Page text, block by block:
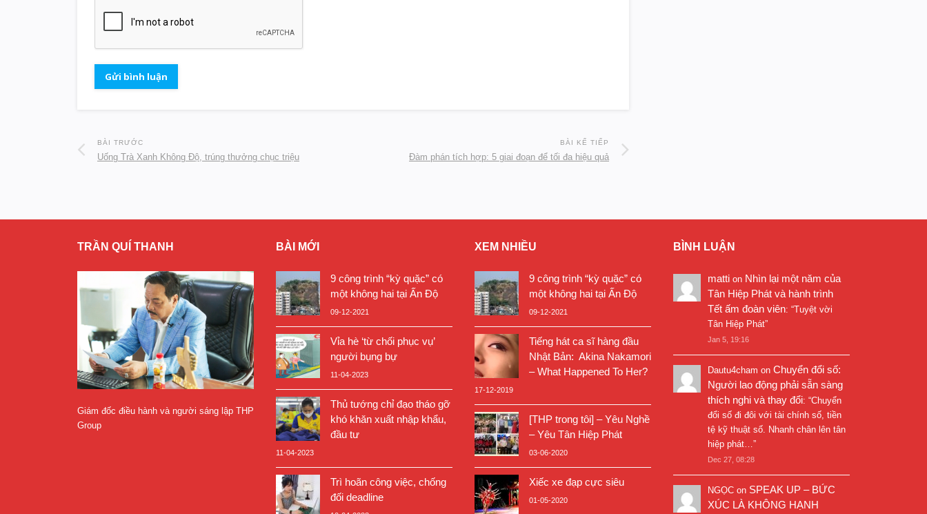
BÀI TRƯỚC
Uống Trà Xanh Không Độ, trúng thưởng chục triệu
BÀI KẾ TIẾP
Đàm phán tích hợp: 5 giai đoạn để tối đa hiệu quả
TRẦN QUÍ THANH
Giám đốc điều hành và người sáng lập THP
Group
BÀI MỚI
9 công trình “kỳ quặc” có
một không hai tại Ấn Độ
09-12-2021
Vỉa hè ‘từ chối phục vụ’
người bụng bự
11-04-2023
Thủ tướng chỉ đạo tháo gỡ
khó khăn xuất nhập khẩu,
đầu tư
11-04-2023
Trì hoãn công việc, chống
đối deadline
XEM NHIỀU
9 công trình “kỳ quặc” có
một không hai tại Ấn Độ
09-12-2021
Tiếng hát ca sĩ hàng đầu
Nhật Bản: Akina Nakamori
– What Happened To Her?
17-12-2019
[THP trong tôi] – Yêu Nghề
– Yêu Tân Hiệp Phát
03-06-2020
Xiếc xe đạp cực siêu
01-05-2020
BÌNH LUẬN
matti on Nhìn lại một năm của
Tân Hiệp Phát và hành trình
Tết ấm đoàn viên: “Tuyệt vời
Tân Hiệp Phát”
Jan 5, 19:16
Dautu4cham on Chuyển đổi số:
Người lao động phải sẵn sàng
thích nghi và thay đổi: “Chuyển
đổi số đi đôi với tài chính số, tiền
tệ kỹ thuật số. Nhanh chân lên tân
hiệp phát…”
Dec 27, 08:28
NGỌC on SPEAK UP – BỨC
XÚC LÀ KHÔNG HẠNH